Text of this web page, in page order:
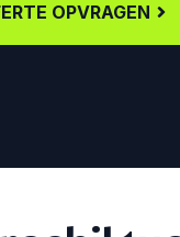
OPVRAGEN